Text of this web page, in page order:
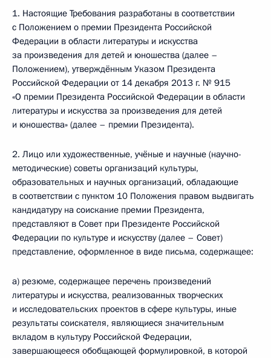
1. Настоящие Требования разработаны в соответствии
с Положением о премии Президента Российской
Федерации в области литературы и искусства
за произведения для детей и юношества (далее –
Положением), утверждённым Указом Президента
Российской Федерации от 14 декабря 2013 г. № 915
«О премии Президента Российской Федерации в области
литературы и искусства за произведения для детей
и юношества» (далее – премии Президента).
2. Лицо или художественные, учёные и научные (научно-
методические) советы организаций культуры,
образовательных и научных организаций, обладающие
в соответствии с пунктом 10 Положения правом выдвигать
кандидатуру на соискание премии Президента,
представляют в Совет при Президенте Российской
Федерации по культуре и искусству (далее – Совет)
представление, оформленное в виде письма, содержащее:
а) резюме, содержащее перечень произведений
литературы и искусства, реализованных творческих
и исследовательских проектов в сфере культуры, иные
результаты соискателя, являющиеся значительным
вкладом в культуру Российской Федерации,
завершающееся обобщающей формулировкой, в которой